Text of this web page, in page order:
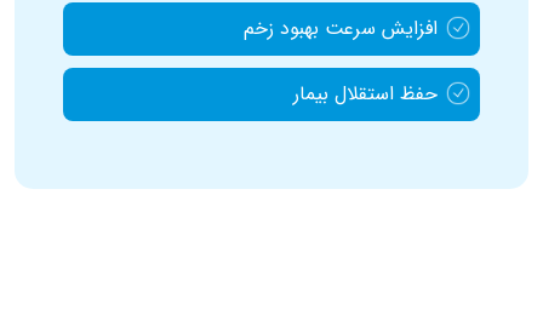
افزایش سرعت بهبود زخم
حفظ استقلال بیمار